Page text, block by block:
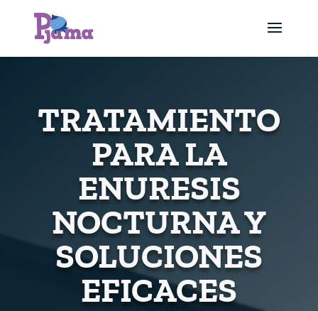
TRATAMIENTO
PARA LA
ENURESIS
NOCTURNA Y
SOLUCIONES
EFICACES